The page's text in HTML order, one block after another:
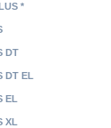
*
DT
DT EL
EL
XL